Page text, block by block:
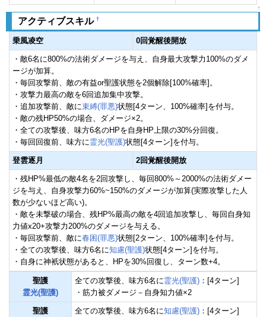
↑
アクティブスキル †
乗風凌空 0回覚醒後開放
・敵6名に800%の法術ダメージを与え、自身最大攻撃力100%のダメ
ージが加算。
・毎回攻撃前、敵の有益or聖護状態を2個解除[100%確率]。
・攻撃力最高の敵を6回追加集中攻撃。
・追加攻撃前、敵に束縛(罪悪)状態[4ターン、100%確率]を付与。
・敵の残HP50%の場合、ダメージ×2。
・全ての攻撃後、味方6名のHPを自身HP上限の30%分回復。
・毎回回復前、味方に霊光(聖護)状態[4ターン]を付与。
登雲逐月 2回覚醒後開放
・残HP%最低の敵4名を2回攻撃し、毎回800%～2000%の法術ダメー
ジを与え、自身攻撃力60%~150%のダメージが加算(実際攻撃した人
数が少ないほど高い)。
・敵を未撃破の場合、残HP%最高の敵を4回追加攻撃し、毎回自身知
力値x20+攻撃力200%のダメージを与える。
・毎回攻撃前、敵に春困(罪悪)状態[2ターン、100%確率]を付与。
・全ての攻撃後、味方6名に知慮(聖護)状態[4ターン]を付与。
・自身に神衹状態があると、HPを30%回復し、ターン数+4。
聖護
霊光(聖護)
全ての攻撃後、味方6名に霊光(聖護) ：[4ターン]
・筋力被ダメージ－自身知力値×2
聖護
全ての攻撃後、味方6名に知慮(聖護) ：[4ターン]